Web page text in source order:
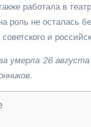
работала в
роль не осталась
и
умерла 26